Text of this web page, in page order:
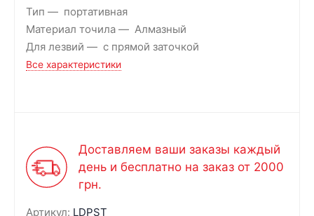
Тип
портативная
Материал точила
Алмазный
Для лезвий
с прямой заточкой
Все характеристики
Доставляем ваши заказы каждый
день и бесплатно на заказ от 2000
грн.
Артикул: LDPST